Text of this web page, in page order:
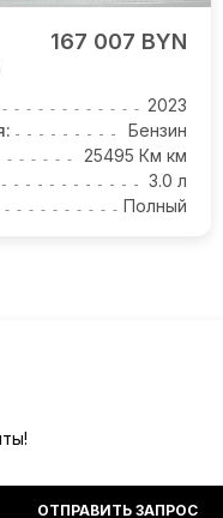
167 007 BYN
2023
Бензин
25495 Км км
3.0 л
Полный